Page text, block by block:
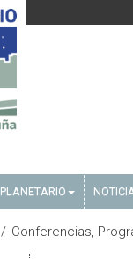
PLANETARIO
Conferencias,